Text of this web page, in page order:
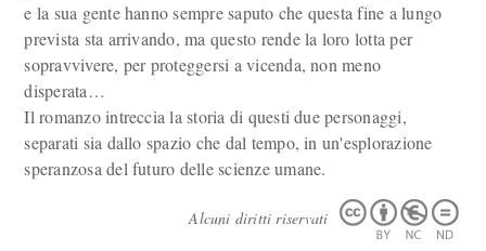
e la sua gente hanno sempre saputo che questa fine a lungo
prevista sta arrivando, ma questo rende la loro lotta per
sopravvivere, per proteggersi a vicenda, non meno
disperata…
Il romanzo intreccia la storia di questi due personaggi,
separati sia dallo spazio che dal tempo, in un'esplorazione
speranzosa del futuro delle scienze umane.
Alcuni diritti riservati